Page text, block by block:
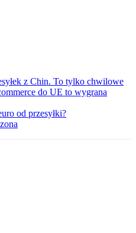
z Chin. To tylko chwilowe
do UE to wygrana
od przesyłki?